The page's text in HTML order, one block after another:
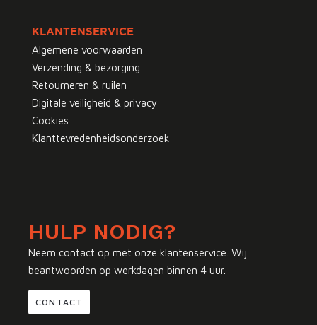
KLANTENSERVICE
Algemene voorwaarden
Verzending & bezorging
Retourneren & ruilen
Digitale veiligheid & privacy
Cookies
Klanttevredenheidsonderzoek
HULP NODIG?
Neem contact op met onze klantenservice. Wij
beantwoorden op werkdagen binnen 4 uur.
CONTACT